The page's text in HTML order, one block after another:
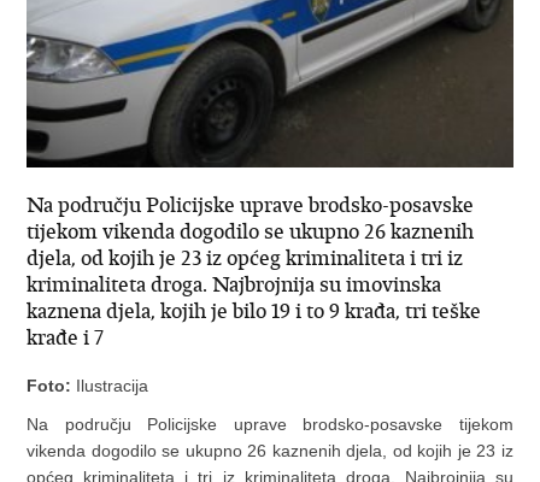
Na području Policijske uprave brodsko-posavske
tijekom vikenda dogodilo se ukupno 26 kaznenih
djela, od kojih je 23 iz općeg kriminaliteta i tri iz
kriminaliteta droga. Najbrojnija su imovinska
kaznena djela, kojih je bilo 19 i to 9 krađa, tri teške
krađe i 7
Foto: Ilustracija
Na području Policijske uprave brodsko-posavske tijekom
vikenda dogodilo se ukupno 26 kaznenih djela, od kojih je 23 iz
općeg kriminaliteta i tri iz kriminaliteta droga. Najbrojnija su